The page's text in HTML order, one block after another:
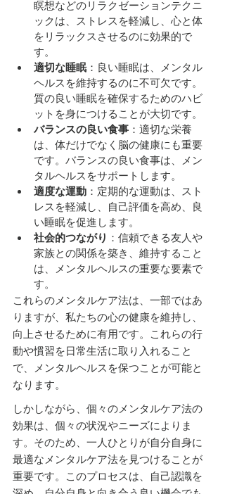
瞑想などのリラクゼーションテクニ
ックは、ストレスを軽減し、心と体
をリラックスさせるのに効果的で
す。
適切な睡眠：良い睡眠は、メンタル
ヘルスを維持するのに不可欠です。
質の良い睡眠を確保するためのハビ
ットを身につけることが大切です。
バランスの良い食事 ：適切な栄養
は、体だけでなく脳の健康にも重要
です。バランスの良い食事は、メン
タルヘルスをサポートします。
適度な運動 ：定期的な運動は、スト
レスを軽減し、自己評価を高め、良
い睡眠を促進します。
社会的つながり ：信頼できる友人や
家族との関係を築き、維持すること
は、メンタルヘルスの重要な要素で
す。
これらのメンタルケア法は、一部ではあ
りますが、私たちの心の健康を維持し、
向上させるために有用です。これらの行
動や慣習を日常生活に取り入れること
で、メンタルヘルスを保つことが可能と
なります。
しかしながら、個々のメンタルケア法の
効果は、個々の状況やニーズによりま
す。そのため、一人ひとりが自分自身に
最適なメンタルケア法を見つけることが
重要です。このプロセスは、自己認識を